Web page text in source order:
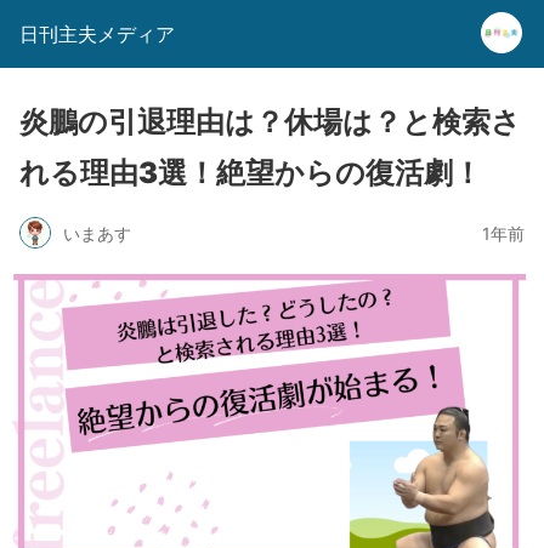
日刊主夫メディア
炎鵬の引退理由は？休場は？と検索さ
れる理由3選！絶望からの復活劇！
いまあす 1年前